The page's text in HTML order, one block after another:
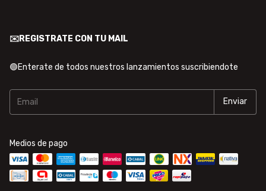
✉️REGISTRATE CON TU MAIL
🟢Enterate de todos nuestros lanzamientos suscribiendote
Medios de pago